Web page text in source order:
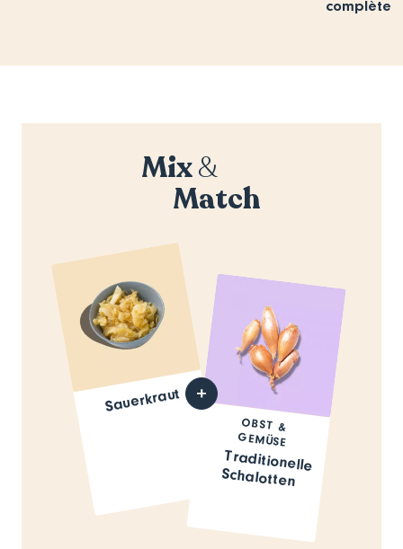
complète
Mix&
Match
Sauerkraut
OBST &
GEMÜSE
Traditionelle
Schalotten